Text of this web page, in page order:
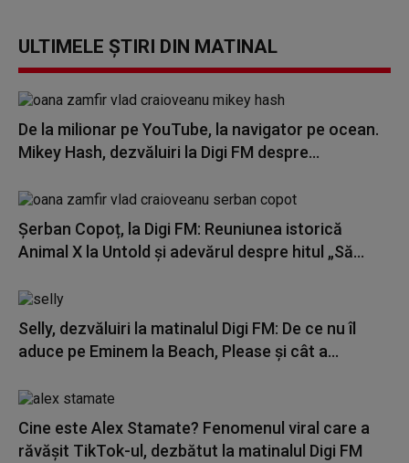
ULTIMELE ȘTIRI DIN MATINAL
De la milionar pe YouTube, la navigator pe ocean.
Mikey Hash, dezvăluiri la Digi FM despre...
Șerban Copoț, la Digi FM: Reuniunea istorică
Animal X la Untold și adevărul despre hitul „Să...
Selly, dezvăluiri la matinalul Digi FM: De ce nu îl
aduce pe Eminem la Beach, Please și cât a...
Cine este Alex Stamate? Fenomenul viral care a
răvășit TikTok-ul, dezbătut la matinalul Digi FM